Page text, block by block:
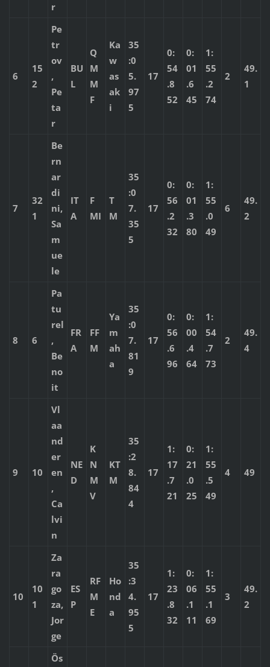
r
6
15
2
Pe
tr
ov
,
Pe
ta
r
BU
L
Q
M
M
F
Ka
w
as
ak
i
35
:0
5.
97
5
17
0:
54
.8
52
0:
01
.6
45
1:
55
.2
74
2
49.
1
7
32
1
Be
rn
ar
di
ni,
Sa
m
ue
le
IT
A
F
MI
T
M
35
:0
7.
35
5
17
0:
56
.2
32
0:
01
.3
80
1:
55
.0
49
6
49.
2
8 6
Pa
tu
rel
,
Be
no
it
FR
A
FF
M
Ya
m
ah
a
35
:0
7.
81
9
17
0:
56
.6
96
0:
00
.4
64
1:
54
.7
73
2
49.
4
9 10
Vl
aa
nd
er
en
,
Ca
lvi
n
NE
D
K
N
M
V
KT
M
35
:2
8.
84
4
17
1:
17
.7
21
0:
21
.0
25
1:
55
.5
49
4 49
10
10
1
Za
ra
go
za,
Jor
ge
ES
P
RF
M
E
Ho
nd
a
35
:3
4.
95
5
17
1:
23
.8
32
0:
06
.1
11
1:
55
.1
69
3
49.
2
Ös